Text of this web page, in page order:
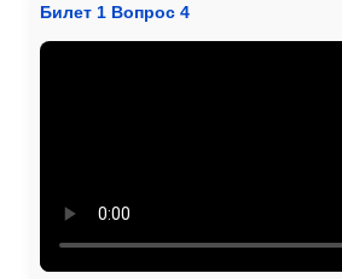
Билет 1 Вопрос 4